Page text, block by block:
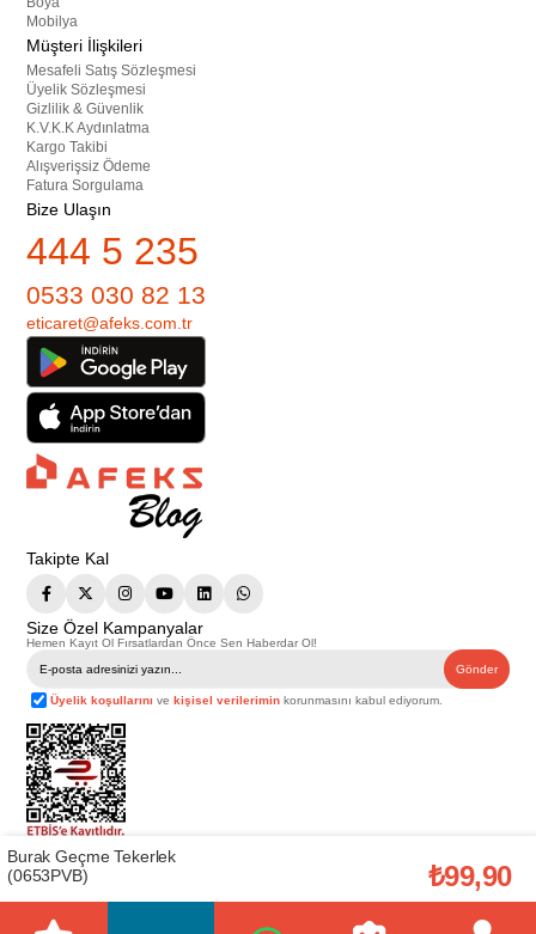
Mobilya
Müşteri İlişkileri
Mesafeli Satış Sözleşmesi
Üyelik Sözleşmesi
Gizlilik & Güvenlik
K.V.K.K Aydınlatma
Kargo Takibi
Alışverişsiz Ödeme
Fatura Sorgulama
Bize Ulaşın
444 5 235
0533 030 82 13
eticaret@afeks.com.tr
Takipte Kal
Size Özel Kampanyalar
Hemen Kayıt Ol Fırsatlardan Önce Sen Haberdar Ol!
Gönder
Üyelik koşullarını vekişisel verilerimin korunmasını kabul ediyorum.
Telif Hakkı © 2026
. Tüm hakları saklıdır.
Bu web sitesindeki tüm ürünler ticari amaçlıdır. Web sitemizde yer alan
görsel ve yazılı içerikler firmamıza ait olup, firmamızın yazılı izni alınmadan
başka yerlerde kullanılamaz. İçeriklerin izin alınmadan kopyalanması ve
Burak Geçme Tekerlek
(0653PVB)
₺99,90